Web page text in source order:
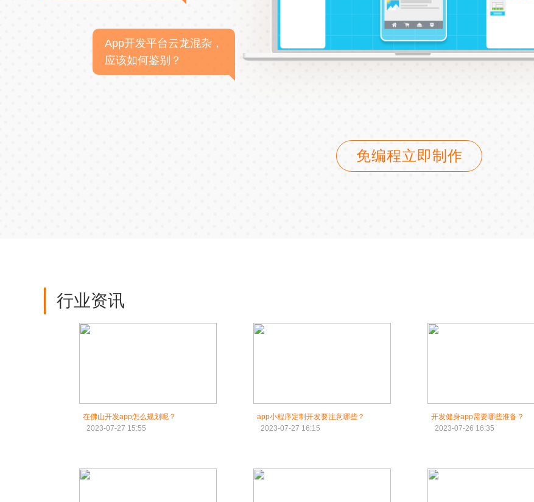
App开发平台云龙混杂，
应该如何鉴别？
免编程立即制作
行业资讯
在佛山开发app怎么规划呢？
2023-07-27 15:55
app小程序定制开发要注意哪些？
2023-07-27 16:15
开发健身app需要哪些准备？
2023-07-26 16:35